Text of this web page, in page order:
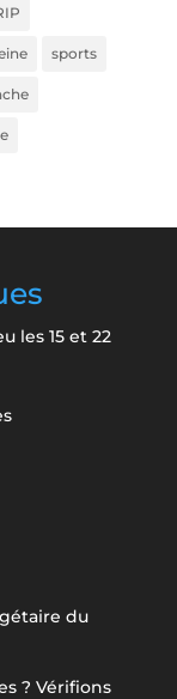
sports
les 15 et 22
du
? Vérifions